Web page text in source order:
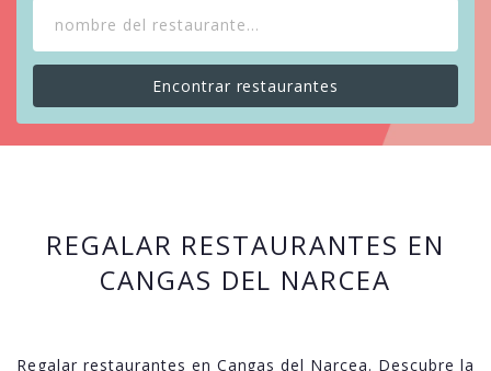
REGALAR RESTAURANTES EN
CANGAS DEL NARCEA
Regalar restaurantes en Cangas del Narcea. Descubre la